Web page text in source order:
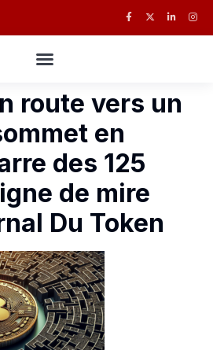
route vers un
en
des 125
de mire
Du Token